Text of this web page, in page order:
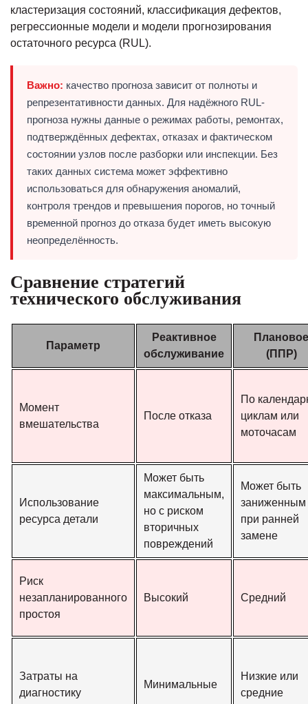
кластеризация состояний, классификация дефектов,
регрессионные модели и модели прогнозирования
остаточного ресурса (RUL).
Важно: качество прогноза зависит от полноты и
репрезентативности данных. Для надёжного RUL-
прогноза нужны данные о режимах работы, ремонтах,
подтверждённых дефектах, отказах и фактическом
состоянии узлов после разборки или инспекции. Без
таких данных система может эффективно
использоваться для обнаружения аномалий,
контроля трендов и превышения порогов, но точный
временной прогноз до отказа будет иметь высокую
неопределённость.
Сравнение стратегий
технического обслуживания
Параметр
Реактивное
обслуживание
Плановое
(ППР)
Момент
вмешательства
После отказа
По
циклам или
моточасам
Использование
ресурса детали
Может быть
максимальным,
но с риском
вторичных
повреждений
Может быть
заниженным
при ранней
замене
Риск
незапланированного
простоя
Высокий Средний
Затраты на
диагностику
Минимальные
Низкие или
средние